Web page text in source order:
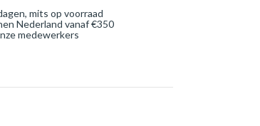
mits op voorraad
Nederland vanaf €350
medewerkers